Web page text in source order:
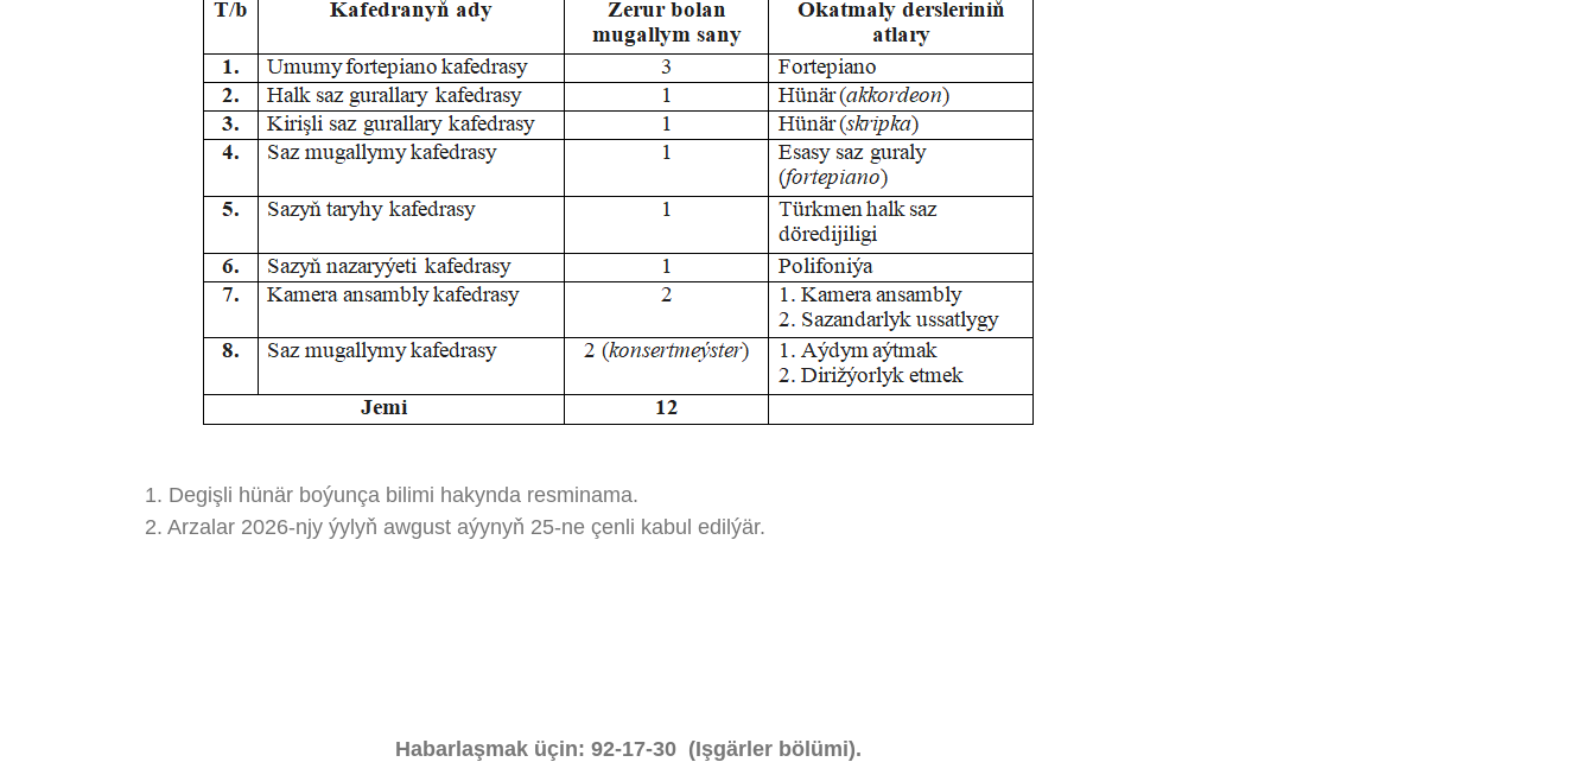
1. Degişli hünär boýunça bilimi hakynda resminama.
2. Arzalar 2026-njy ýylyň awgust aýynyň 25-ne çenli kabul edilýär.
Habarlaşmak üçin: 92-17-30 (Işgärler bölümi).